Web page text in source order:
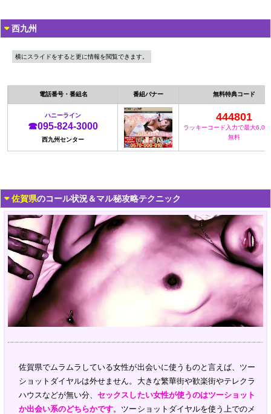
西九州
横にスライドをすると更に情報を閲覧できます。
電話番号・番組名 番組バナー 無料特典コード
ハニーライン
☎095-824-3000
西九州センター
444801
ラッキーコード入力で最大
無料
佐賀県のコール状況＆マル秘攻略テクニック
佐賀県でムラムラしている女性が出会いに使うものと言えば、ツー
ショットダイヤルは外せません。大きな繁華街や歓楽街やテレクラ
ハウスなどが無い分、セックスしたい女性が使うのはツーショット
か出会い系のどちらかです。ツーショットダイヤルを使う上でのメ